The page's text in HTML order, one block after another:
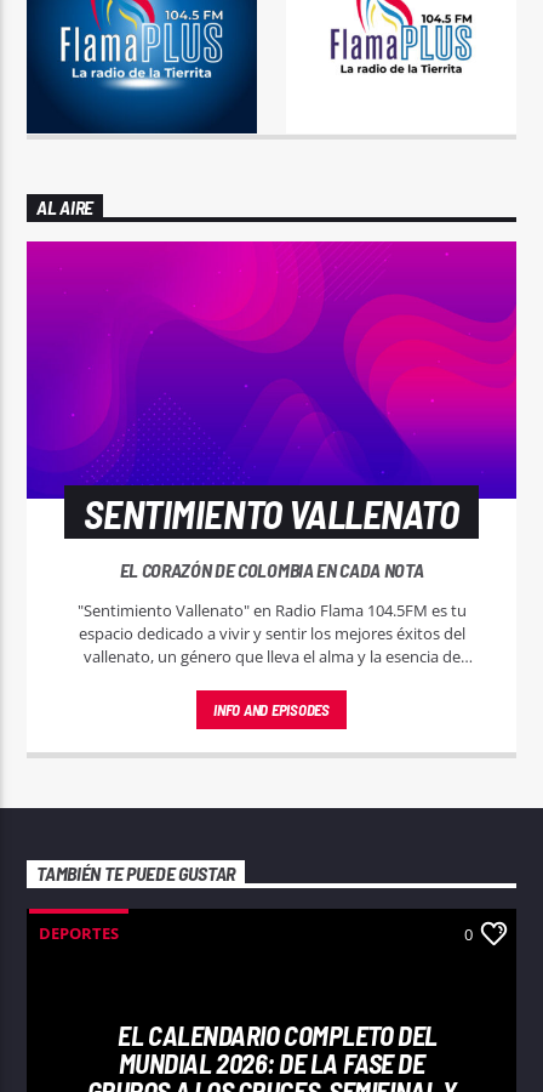
AL AIRE
SENTIMIENTO VALLENATO
EL CORAZÓN DE COLOMBIA EN CADA NOTA
"Sentimiento Vallenato" en Radio Flama 104.5FM es tu
espacio dedicado a vivir y sentir los mejores éxitos del
vallenato, un género que lleva el alma y la esencia de
INFO AND EPISODES
TAMBIÉN TE PUEDE GUSTAR
DEPORTES 0
EL CALENDARIO COMPLETO DEL
MUNDIAL 2026: DE LA FASE DE